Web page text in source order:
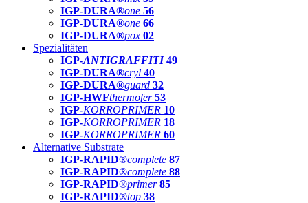
IGP-DURA®one 56
IGP-DURA®one 66
IGP-DURA®pox 02
Spezialitäten
IGP-ANTIGRAFFITI49
IGP-DURA®cryl 40
IGP-DURA®guard 32
IGP-HWFthermofer 53
IGP-KORROPRIMER 10
IGP-KORROPRIMER 18
IGP-KORROPRIMER 60
Alternative Substrate
IGP-RAPID®complete 87
IGP-RAPID®complete 88
IGP-RAPID®primer 85
IGP-RAPID®top 38